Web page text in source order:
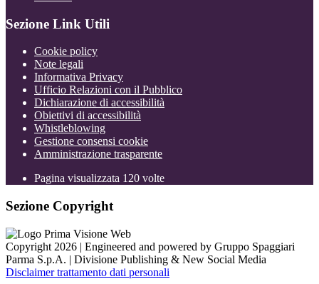
Sezione Link Utili
Cookie policy
Note legali
Informativa Privacy
Ufficio Relazioni con il Pubblico
Dichiarazione di accessibilità
Obiettivi di accessibilità
Whistleblowing
Gestione consensi cookie
Amministrazione trasparente
Pagina visualizzata 120 volte
Sezione Copyright
Copyright 2026 | Engineered and powered by Gruppo Spaggiari
Parma S.p.A. | Divisione Publishing & New Social Media
Disclaimer trattamento dati personali